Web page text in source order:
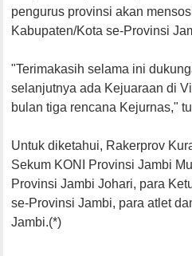
pengurus provinsi akan
Kabupaten/Kota se-Provinsi
"Terimakasih selama ini
selanjutnya ada Kejuaraan di
bulan tiga rencana Kejurnas,"
Untuk diketahui, Rakerprov
Sekum KONI Provinsi Jambi
Provinsi Jambi Johari, para
se-Provinsi Jambi, para atlet
Jambi.(*)